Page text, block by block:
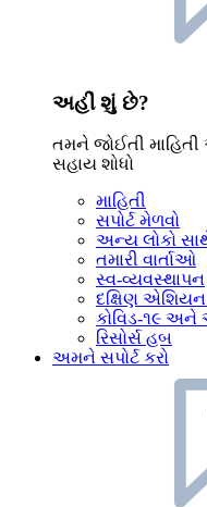
અહીં શું છે?
તમને જોઈતી
સહાય શોધો
માહિતી
સપોર્ટ મેળવો
અન્ય લોકો
તમારી વાર્તાઓ
સ્વ-વ્યવસ્થાપન
દક્ષિણ એશિયન
કોવિડ-૧૯
રિસોર્સ હબ
અમને સપોર્ટ કરો